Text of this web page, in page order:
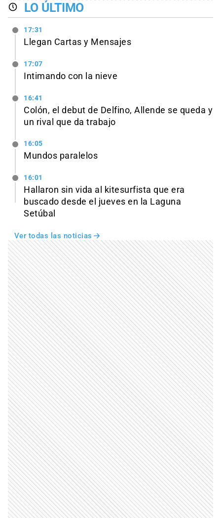
LO ÚLTIMO
17:31
Llegan Cartas y Mensajes
17:07
Intimando con la nieve
16:41
Colón, el debut de Delfino, Allende se queda y
un rival que da trabajo
16:05
Mundos paralelos
16:01
Hallaron sin vida al kitesurfista que era
buscado desde el jueves en la Laguna
Setúbal
Ver todas las noticias